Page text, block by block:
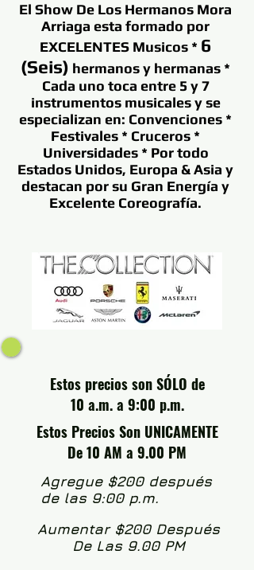
El Show De Los Hermanos Mora
Arriaga esta formado por
EXCELENTES Musicos * 6
(Seis) hermanos y hermanas *
Cada uno toca entre 5 y 7
instrumentos musicales y se
especializan en: Convenciones *
Festivales * Cruceros *
Universidades * Por todo
Estados Unidos, Europa & Asia y
destacan por su Gran Energía y
Excelente Coreografía.
Estos precios son SÓLO de
10 a.m. a 9:00 p.m.
Estos Precios Son UNICAMENTE
De 10 AM a 9.00 PM
Agregue $200 después
de las 9:00 p.m.
Aumentar $200 Después
De Las 9.00 PM